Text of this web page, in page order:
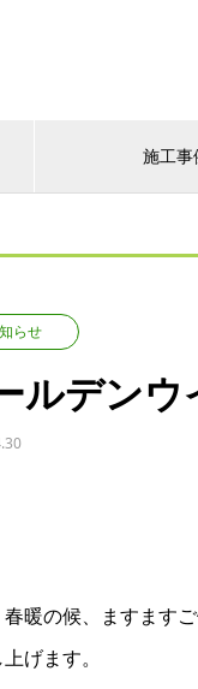
施工事
らせ
ルデン
暖の候、ますますご
げます。